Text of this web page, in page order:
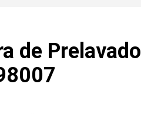
de Prelavado